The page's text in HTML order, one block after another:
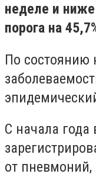
неделе и
порога на
По состоянию
С начала года
от